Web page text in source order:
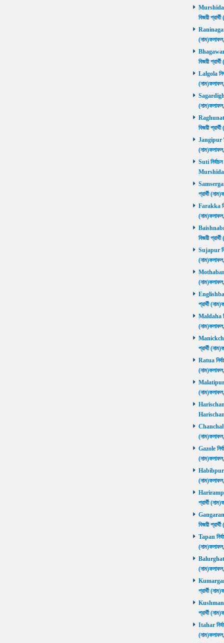
বিজয়ী
Raninagar
বিজয়ী
Lalgola
Sagardighi
বিজয়ী
Jangipur
Suti
প্রার্থী
Farakka
বিজয়ী
Sujapur
Mothabari
প্রার্থী
Maldaha
প্রার্থী
Ratua
Malatipur
Chanchal
Gazole
Habibpur
প্রার্থী
বিজয়ী
Tapan
Balurghat
Kumarganj
প্রার্থী
প্রার্থী
Itahar